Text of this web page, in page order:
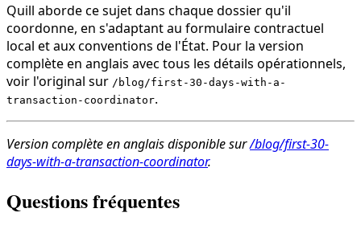
Quill aborde ce sujet dans chaque dossier qu'il
coordonne, en s'adaptant au formulaire contractuel
local et aux conventions de l'État. Pour la version
complète en anglais avec tous les détails opérationnels,
voir l'original sur /blog/first-30-days-with-a-
transaction-coordinator.
Version complète en anglais disponible sur/blog/first-30-
days-with-a-transaction-coordinator.
Questions fréquentes